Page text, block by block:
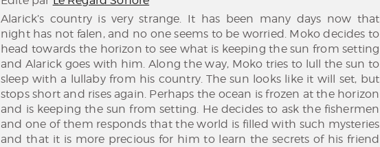
Alarick’s country is very strange. It has been many days now that
night has not falen, and no one seems to be worried. Moko decides to
head towards the horizon to see what is keeping the sun from setting
and Alarick goes with him. Along the way, Moko tries to lull the sun to
sleep with a lullaby from his country. The sun looks like it will set, but
stops short and rises again. Perhaps the ocean is frozen at the horizon
and is keeping the sun from setting. He decides to ask the fishermen
and one of them responds that the world is filled with such mysteries
and that it is more precious for him to learn the secrets of his friend